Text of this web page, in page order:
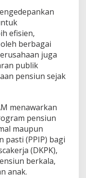
efisien,
berbagai
juga
publik
pensiun sejak
menawarkan
pensiun
maupun
(PPIP) bagi
(DKPK),
berkala,
anak.